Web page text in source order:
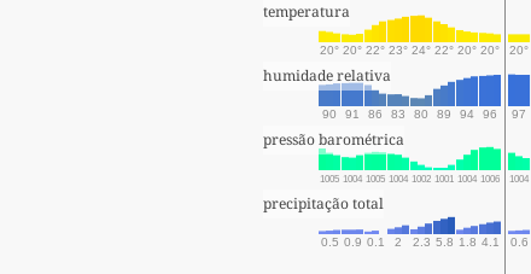
temperatura
20° 20° 22° 23° 24° 22° 20° 20° 20°
humidade relativa
90 91 86 83 80 89 94 96 97
pressão barométrica
1005 1004 1005 1004 1002 1001 1004 1006 1004
precipitação total
0.5 0.9 0.1 2 2.3 5.8 1.8 4.1 0.6